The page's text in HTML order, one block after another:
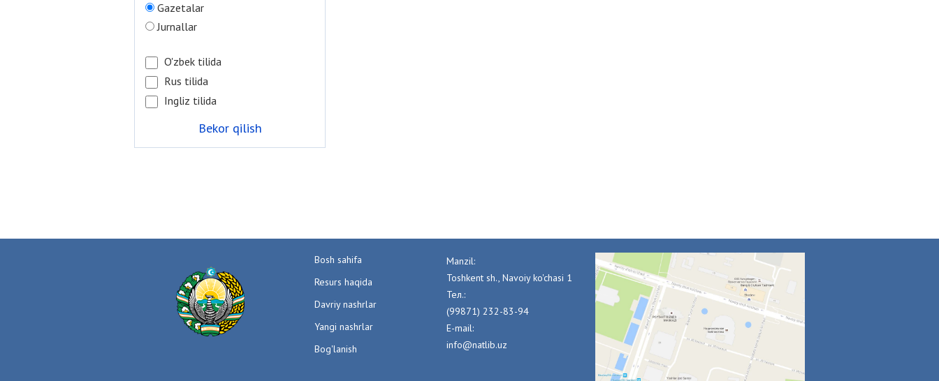
Gazetalar
Jurnallar
O'zbek tilida
Rus tilida
Ingliz tilida
Bekor qilish
Bosh sahifa
Resurs haqida
Davriy nashrlar
Yangi nashrlar
Bog'lanish
Manzil:
Toshkent sh., Navoiy ko'chasi 1
Тел.:
(99871) 232-83-94
E-mail:
info@natlib.uz